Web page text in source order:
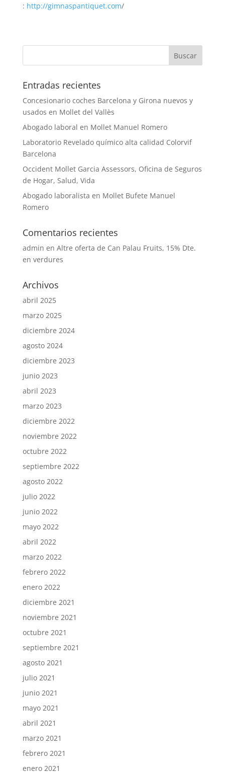
: http://gimnaspantiquet.com/
Entradas recientes
Concesionario coches Barcelona y Girona nuevos y
usados en Mollet del Vallès
Abogado laboral en Mollet Manuel Romero
Laboratorio Revelado químico alta calidad Colorvif
Barcelona
Occident Mollet Garcia Assessors, Oficina de Seguros
de Hogar, Salud, Vida
Abogado laboralista en Mollet Bufete Manuel
Romero
Comentarios recientes
admin en Altre oferta de Can Palau Fruits, 15% Dte.
en verdures
Archivos
abril 2025
marzo 2025
diciembre 2024
agosto 2024
diciembre 2023
junio 2023
abril 2023
marzo 2023
diciembre 2022
noviembre 2022
octubre 2022
septiembre 2022
agosto 2022
julio 2022
junio 2022
mayo 2022
abril 2022
marzo 2022
febrero 2022
enero 2022
diciembre 2021
noviembre 2021
octubre 2021
septiembre 2021
agosto 2021
julio 2021
junio 2021
mayo 2021
abril 2021
marzo 2021
febrero 2021
enero 2021